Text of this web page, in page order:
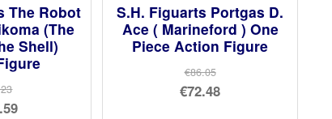
The Robot
(The
Shell)
S.H. Figuarts Portgas D.
Ace ( Marineford ) One
Piece Action Figure
€86.05
Le
€72.48